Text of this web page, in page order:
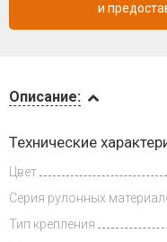
и оплата
Описание:
Технические
Цвет
Серия рулонных
Тип крепления
и